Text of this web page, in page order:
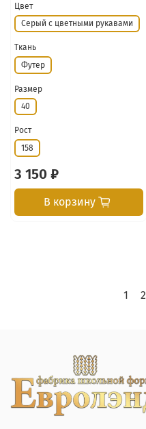
Цвет
Серый с цветными рукавами
Ткань
Футер
Размер
40
Рост
158
3 150 ₽
В корзину
1 2